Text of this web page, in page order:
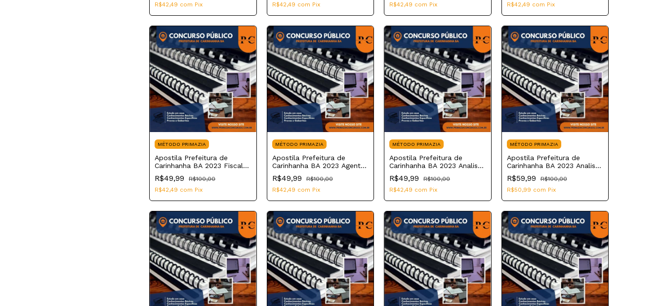
R$42,49 com Pix
R$42,49 com Pix
R$42,49 com Pix
R$42,49 com Pix
MÉTODO PRIMAZIA
Apostila Prefeitura de
Carinhanha BA 2023 Fiscal
de Meio Ambiente
R$49,99
R$100,00
R$42,49 com Pix
MÉTODO PRIMAZIA
Apostila Prefeitura de
Carinhanha BA 2023 Agente
Comunitário de Saúde
R$49,99
R$100,00
R$42,49 com Pix
MÉTODO PRIMAZIA
Apostila Prefeitura de
Carinhanha BA 2023 Analista
Administrativo
R$49,99
R$100,00
R$42,49 com Pix
MÉTODO PRIMAZIA
Apostila Prefeitura de
Carinhanha BA 2023 Analista
Patrimonial
R$59,99
R$100,00
R$50,99 com Pix